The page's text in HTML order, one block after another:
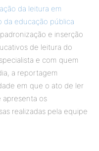
da leitura em
da educação pública
e inserção
de leitura do
e com quem
a reportagem
em que o ato de ler
apresenta os
realizadas pela equipe